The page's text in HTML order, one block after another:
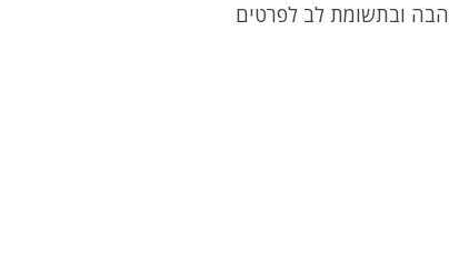
ובתשומת לב לפרטים